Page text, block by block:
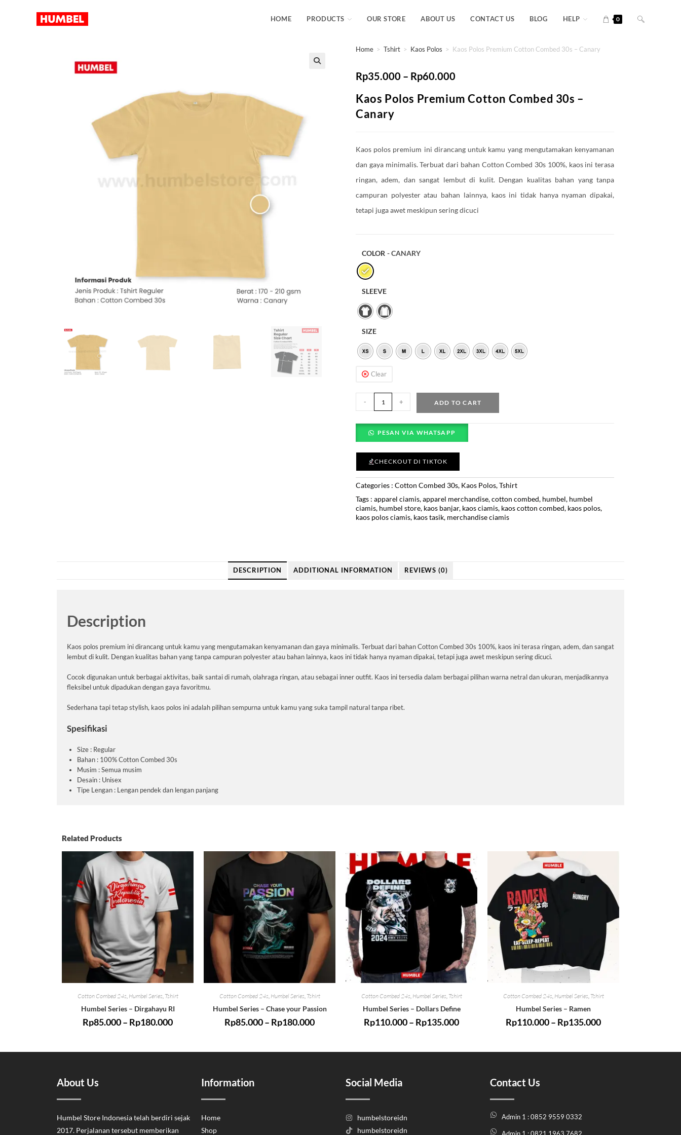
HOME PRODUCTS OUR STORE ABOUT US CONTACT US BLOG HELP 0
Home > Tshirt > Kaos Polos > Kaos Polos Premium Cotton Combed 30s – Canary
Rp35.000 – Rp60.000
Kaos Polos Premium Cotton Combed 30s –
Canary
Kaos polos premium ini dirancang untuk kamu yang mengutamakan kenyamanan
dan gaya minimalis. Terbuat dari bahan Cotton Combed 30s 100%, kaos ini terasa
ringan, adem, dan sangat lembut di kulit. Dengan kualitas bahan yang tanpa
campuran polyester atau bahan lainnya, kaos ini tidak hanya nyaman dipakai,
tetapi juga awet meskipun sering dicuci
COLOR - CANARY
SLEEVE
SIZE
Clear
- + ADD TO CART
PESAN VIA WHATSAPP
CHECKOUT DI TIKTOK
Categories : Cotton Combed 30s, Kaos Polos,Tshirt
Tags : apparel ciamis,apparel merchandise,cotton combed, humbel, humbel
ciamis, humbel store, kaos banjar, kaos ciamis, kaos cotton combed, kaos polos,
kaos polos ciamis, kaos tasik, merchandise ciamis
DESCRIPTION ADDITIONAL INFORMATION REVIEWS (0)
Description
Kaos polos premium ini dirancang untuk kamu yang mengutamakan kenyamanan dan gaya minimalis. Terbuat dari bahan Cotton Combed 30s 100%, kaos ini terasa ringan, adem, dan sangat
lembut di kulit. Dengan kualitas bahan yang tanpa campuran polyester atau bahan lainnya, kaos ini tidak hanya nyaman dipakai, tetapi juga awet meskipun sering dicuci.
Cocok digunakan untuk berbagai aktivitas, baik santai di rumah, olahraga ringan, atau sebagai inner outfit. Kaos ini tersedia dalam berbagai pilihan warna netral dan ukuran, menjadikannya
fleksibel untuk dipadukan dengan gaya favoritmu.
Sederhana tapi tetap stylish, kaos polos ini adalah pilihan sempurna untuk kamu yang suka tampil natural tanpa ribet.
Spesifikasi
Size : Regular
Bahan : 100% Cotton Combed 30s
Musim : Semua musim
Desain : Unisex
Tipe Lengan : Lengan pendek dan lengan panjang
Related Products
Cotton Combed 24s, Humbel Series, Tshirt
Humbel Series – Dirgahayu RI
Rp85.000– Rp180.000
Cotton Combed 24s, Humbel Series, Tshirt
Humbel Series – Chase your Passion
Rp85.000– Rp180.000
Cotton Combed 24s, Humbel Series, Tshirt
Humbel Series – Dollars Define
Rp110.000– Rp135.000
Cotton Combed 24s, Humbel Series, Tshirt
Humbel Series – Ramen
Rp110.000– Rp135.000
About Us
Humbel Store Indonesia telah berdiri sejak
2017. Perjalanan tersebut memberikan
Information
Home
Shop
Social Media
humbelstoreidn
humbelstoreidn
Contact Us
Admin 1 : 0852 9559 0332